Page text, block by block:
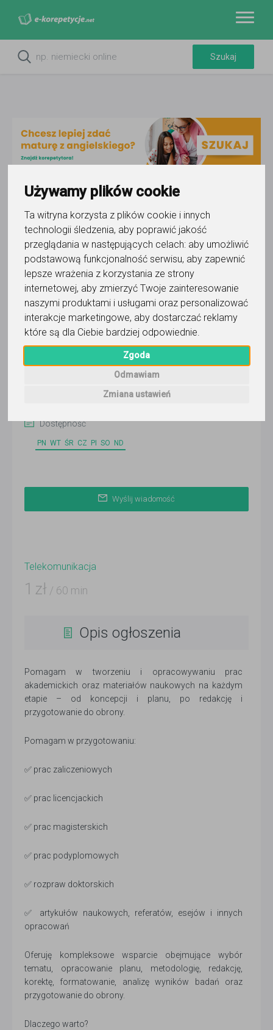
Używamy plików cookie
Ta witryna korzysta z plików cookie i innych
technologii śledzenia, aby poprawić jakość
przeglądania w następujących celach: aby umożliwić
podstawową funkcjonalność serwisu, aby zapewnić
lepsze wrażenia z korzystania ze strony
internetowej, aby zmierzyć Twoje zainteresowanie
naszymi produktami i usługami oraz personalizować
interakcje marketingowe, aby dostarczać reklamy
które są dla Ciebie bardziej odpowiednie.
Zgoda
Odmawiam
Zmiana ustawień
Oznacz wystąpienie kontaktu
Pamela
Korepetytor prowadzi zajęcia online
Dostępność
PN WT ŚR CZ PI SO ND
Wyślij wiadomość
Telekomunikacja
1 zł / 60 min
Opis ogłoszenia
Pomagam w tworzeniu i opracowywaniu prac
akademickich oraz materiałów naukowych na każdym
etapie – od koncepcji i planu, po redakcję i
przygotowanie do obrony.
Pomagam w przygotowaniu:
✅ prac zaliczeniowych
✅ prac licencjackich
✅ prac magisterskich
✅ prac podyplomowych
✅ rozpraw doktorskich
✅ artykułów naukowych, referatów, esejów i innych
opracowań
Oferuję kompleksowe wsparcie obejmujące wybór
tematu, opracowanie planu, metodologię, redakcję,
korektę, formatowanie, analizę wyników badań oraz
przygotowanie do obrony.
Dlaczego warto?